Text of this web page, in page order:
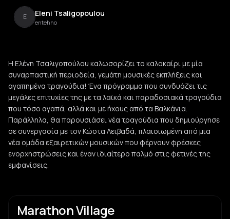
E Eleni Tsaligopoulou
entehno
Η Ελένη Τσαλιγοπούλου καλωσορίζει το καλοκαίρι με μία
συναρπαστική περιοδεία, γεμάτη μουσικές εκπλήξεις και
αγαπημένα τραγούδια! Ένα πρόγραμμα που συνδυάζει τις
μεγάλες επιτυχίες της με τα λαϊκά και παραδοσιακά τραγούδια
που τόσο αγαπά, αλλά και με ήχους από τα Βαλκάνια.
Παράλληλα, θα παρουσιάσει νέα τραγούδια που δημιούργησε
σε συνεργασία με τον Κώστα Λειβαδά, πλαισιωμένη από μια
νέα ομάδα εξαιρετικών μουσικών που φέρνουν φρέσκες
ενορχηστρώσεις και έναν ιδιαίτερο παλμό στις φετινές της
εμφανίσεις.
Marathon Village